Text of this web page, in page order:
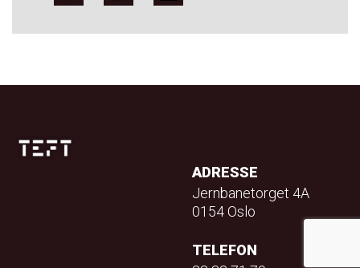
ADRESSE
Jernbanetorget 4A
0154 Oslo
TELEFON